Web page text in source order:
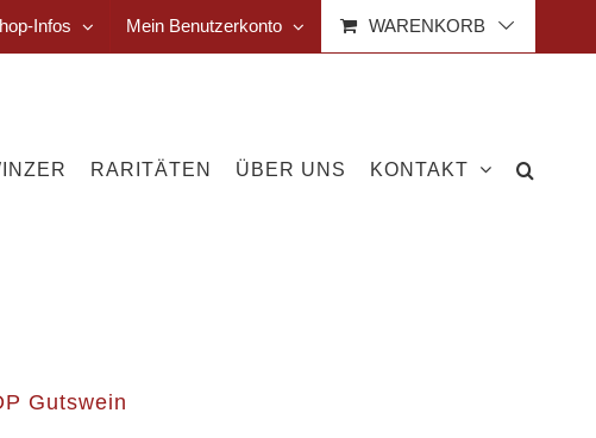
Infos Mein Benutzerkonto WARENKORB
RARITÄTEN ÜBER UNS KONTAKT
Gutswein